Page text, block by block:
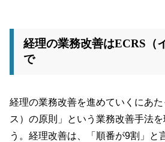
経理の業務改善はECRS（
で
経理の業務改善を進めていくにあ
ス）の原則」という業務改善手法
う。経理改善は、「順番が9割」と